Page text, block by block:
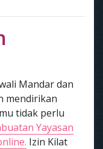
Mandar dan
mendirikan
tidak perlu
Yayasan
Izin Kilat